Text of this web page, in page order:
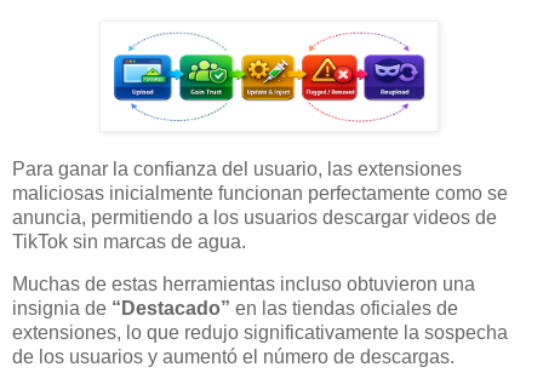
Para ganar la confianza del usuario, las extensiones
maliciosas inicialmente funcionan perfectamente como se
anuncia, permitiendo a los usuarios descargar videos de
TikTok sin marcas de agua.
Muchas de estas herramientas incluso obtuvieron una
insignia de “Destacado” en las tiendas oficiales de
extensiones, lo que redujo significativamente la sospecha
de los usuarios y aumentó el número de descargas.